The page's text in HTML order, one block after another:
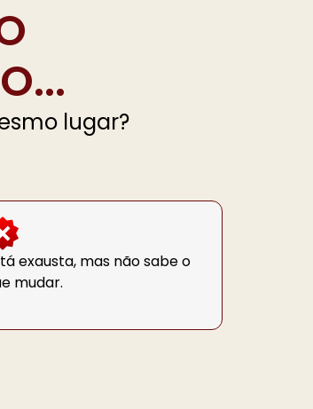
lugar?
exausta, mas não sabe o
mudar.